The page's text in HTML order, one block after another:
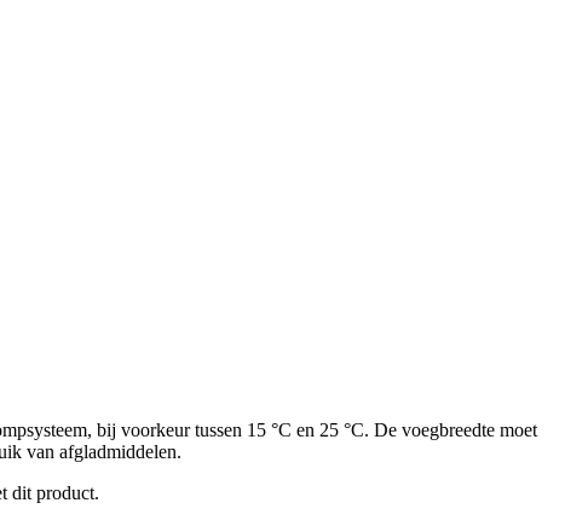
bij voorkeur tussen 15 °C en 25 °C. De voegbreedte moet
van afgladmiddelen.
dit product.